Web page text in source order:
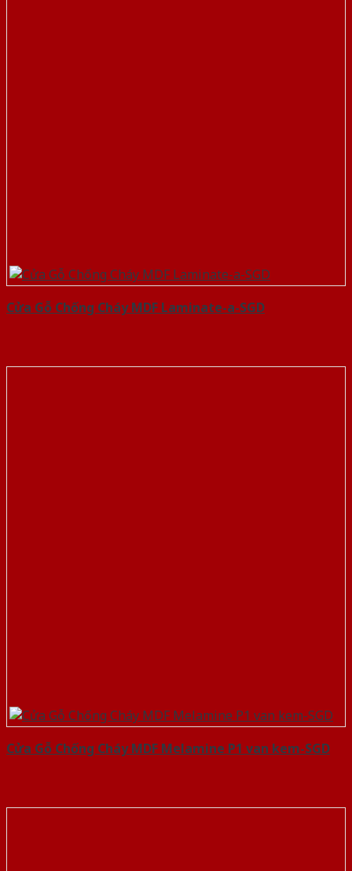
Cửa Gỗ Chống Cháy MDF Laminate-a-SGD
Cửa Gỗ Chống Cháy MDF Melamine P1 van kem-SGD